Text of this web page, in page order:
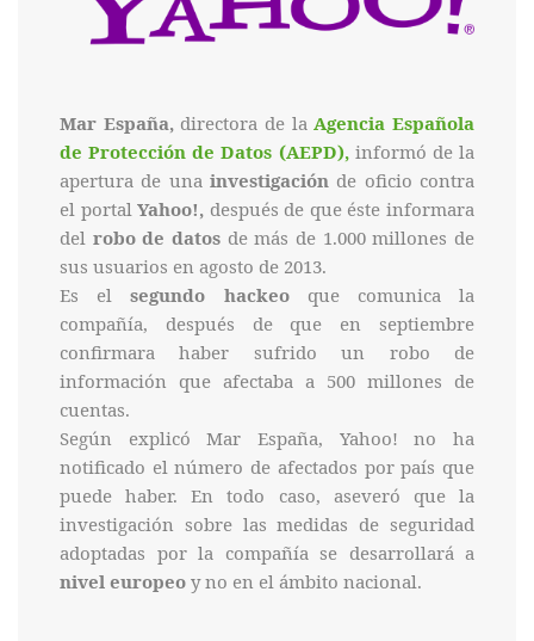
Mar España, directora de la Agencia Española
de Protección de Datos (AEPD), informó de la
apertura de una investigación de oficio contra
el portalYahoo!, después de que éste informara
del robo de datos de más de 1.000 millones de
sus usuarios en agosto de 2013.
Es elsegundo hackeoque comunica la
compañía, después de que en septiembre
confirmara haber sufrido un robo de
información que afectaba a 500 millones de
cuentas.
Según explicó Mar España, Yahoo! no ha
notificado el número de afectados por país que
puede haber. En todo caso, aseveró que la
investigación sobre las medidas de seguridad
adoptadas por la compañía se desarrollará a
nivel europeo y no en el ámbito nacional.